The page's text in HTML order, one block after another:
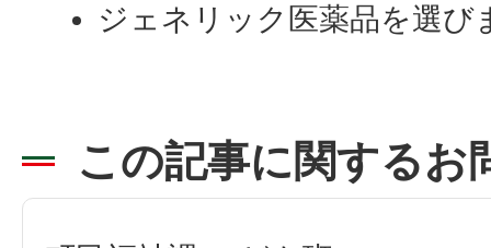
ジェネリック医薬品を選び
この記事に関するお